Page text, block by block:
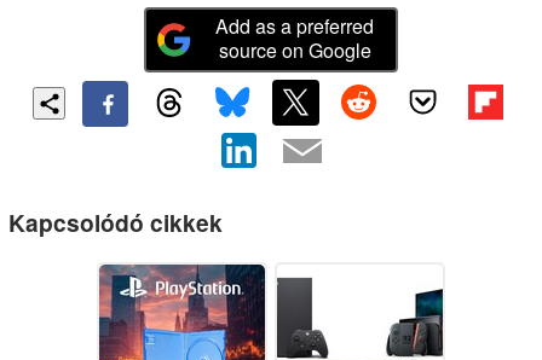
Add as a preferred
source on Google
Kapcsolódó cikkek